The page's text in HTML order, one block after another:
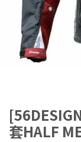
套HALF